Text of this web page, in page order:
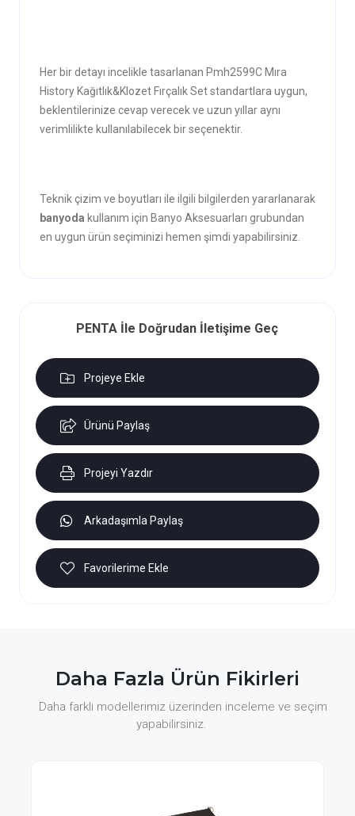
Her bir detayı incelikle tasarlanan Pmh2599C Mıra
History Kağıtlık&Klozet Fırçalık Set standartlara uygun,
beklentilerinize cevap verecek ve uzun yıllar aynı
verimlilikte kullanılabilecek bir seçenektir.
Teknik çizim ve boyutları ile ilgili bilgilerden yararlanarak
banyoda kullanım için Banyo Aksesuarları grubundan
en uygun ürün seçiminizi hemen şimdi yapabilirsiniz.
PENTA İle Doğrudan İletişime Geç
Projeye Ekle
Ürünü Paylaş
Projeyi Yazdır
Arkadaşımla Paylaş
Favorilerime Ekle
Daha Fazla Ürün Fikirleri
Daha farklı modellerimiz üzerinden inceleme ve seçim
yapabilirsiniz.